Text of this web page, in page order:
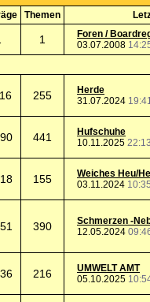
Themen
1
Foren /
03.07.2008
255
Herde
31.07.2024
441
Hufschuhe
10.11.2025 22:13
155
Weiches Heu/
03.11.2024 10:35
390
Schmerzen -
12.05.2024
216
UMWELT AMT
05.10.2025